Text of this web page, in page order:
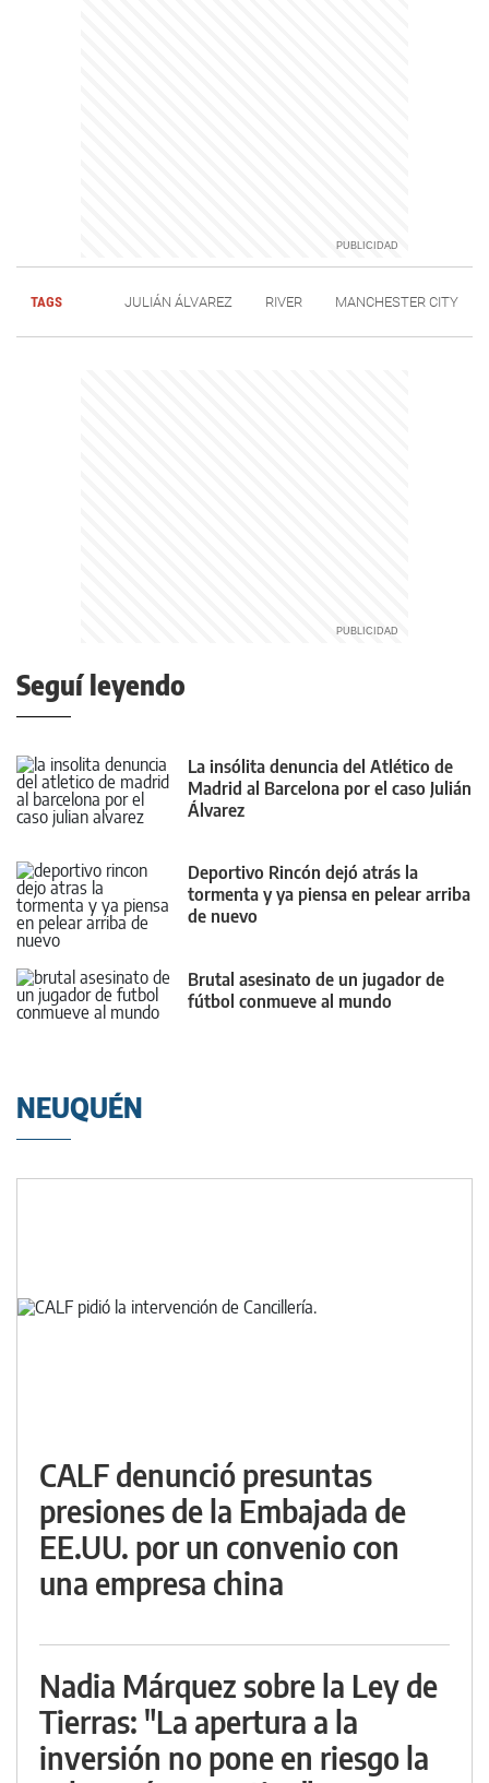
TAGS JULIÁN ÁLVAREZ RIVER MANCHESTER CITY
Seguí leyendo
La insólita denuncia del Atlético de
Madrid al Barcelona por el caso Julián
Álvarez
Deportivo Rincón dejó atrás la
tormenta y ya piensa en pelear arriba
de nuevo
Brutal asesinato de un jugador de
fútbol conmueve al mundo
NEUQUÉN
CALF denunció presuntas
presiones de la Embajada de
EE.UU. por un convenio con
una empresa china
Nadia Márquez sobre la Ley de
Tierras: "La apertura a la
inversión no pone en riesgo la